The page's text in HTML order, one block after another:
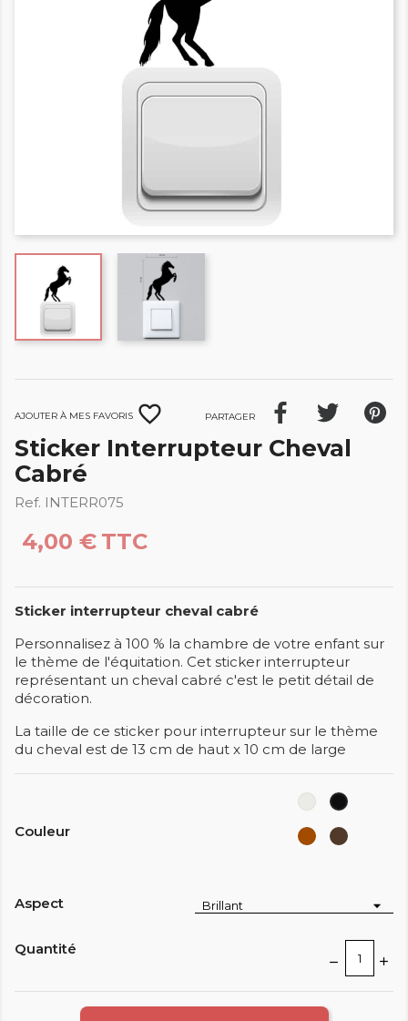
Ajouter à mes favoris favorite_border Partager
Sticker Interrupteur Cheval
Cabré
Ref. INTERR075
4,00 € TTC
Sticker interrupteur cheval cabré
Personnalisez à 100 % la chambre de votre enfant sur
le thème de l'équitation. Cet sticker interrupteur
représentant un cheval cabré c'est le petit détail de
décoration.
La taille de ce sticker pour interrupteur sur le thème
du cheval est de 13 cm de haut x 10 cm de large
Couleur
BlancNoir
MarronBrun
Aspect
Quantité